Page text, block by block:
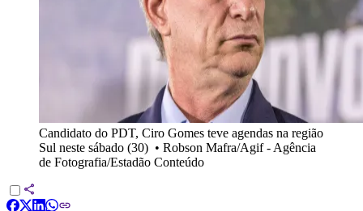
Candidato do PDT, Ciro Gomes teve agendas na região
Sul neste sábado (30) • Robson Mafra/Agif - Agência
de Fotografia/Estadão Conteúdo